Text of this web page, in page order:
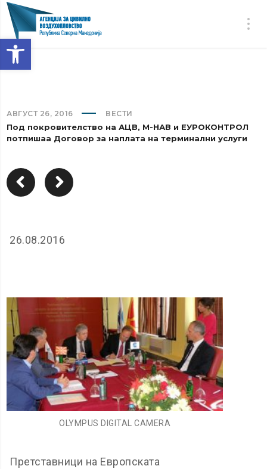
Open toolbar
АВГУСТ 26, 2016 ВЕСТИ
Под покровителство на АЦВ, М-НАВ и ЕУРОКОНТРОЛ
потпишаа Договор за наплата на терминални услуги
26.08.2016
OLYMPUS DIGITAL CAMERA
Претставници на Европската